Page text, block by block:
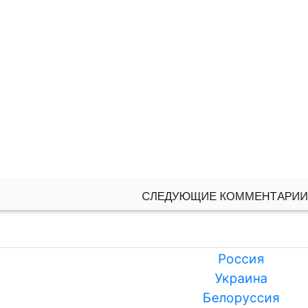
СЛЕДУЮЩИЕ КОММЕНТАРИИ
Россия
Украина
Белоруссия